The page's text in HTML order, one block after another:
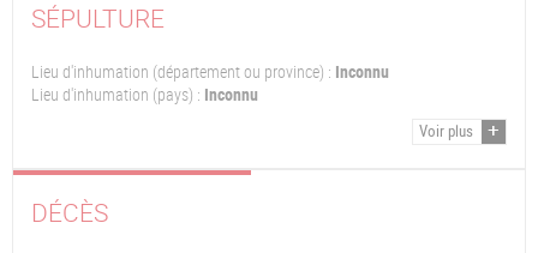
SÉPULTURE
Lieu d'inhumation (département ou province) : Inconnu
Lieu d'inhumation (pays) : Inconnu
Voir plus
DÉCÈS